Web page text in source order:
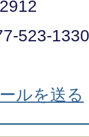
523-1330
ルを送る